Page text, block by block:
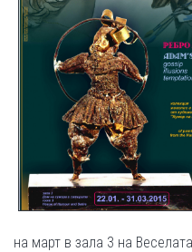
на март в зала 3 на